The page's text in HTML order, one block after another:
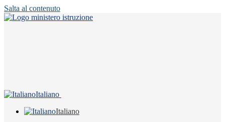
Salta al contenuto
Italiano
Italiano